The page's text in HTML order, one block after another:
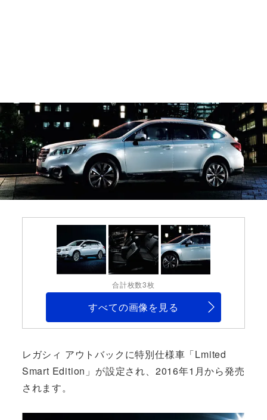
合計枚数3枚
すべての画像を見る
レガシィ アウトバックに特別仕様車「Lmited
Smart Edition」が設定され、2016年1月から発売
されます。